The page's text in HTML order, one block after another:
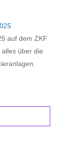
auf dem ZKF
über die